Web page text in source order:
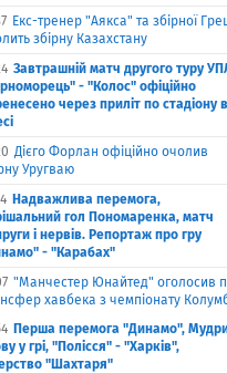
Екс-тренер "Аякса" та збірної
збірну Казахстану
Завтрашній матч другого туру
- "Колос" офіційно
через приліт по стадіону в
Дієго Форлан офіційно очолив
Уругваю
Надважлива перемога,
гол Пономаренка, матч
і нервів. Репортаж про гру
- "Карабах"
"Манчестер Юнайтед" оголосив
хавбека з чемпіонату
Перша перемога "Динамо",
у грі, "Полісся" - "Харків",
"Шахтаря"